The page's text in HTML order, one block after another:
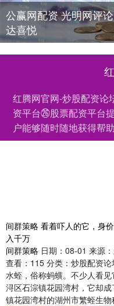
公赢网配资 光明网评
达喜悦
红腾网官网-炒股配资论
资平台㉖股票配资平台
户能够随时随地获得帮助
间群策略 看着吓人的它，身
入千万
间群策略 日期：08-01 来源
查看： 115 分类： 炒股配资论
水蛭，俗称蚂蟥。不少人看
浔区石淙镇花园湾村，它却
镇花园湾村的湖州市繁蛭生